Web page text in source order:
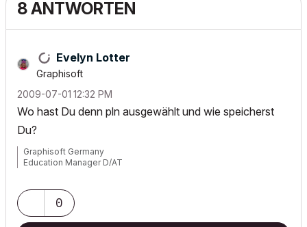
8 ANTWORTEN
Evelyn Lotter
Graphisoft
‎2009-07-01 12:32 PM
Wo hast Du denn pln ausgewählt und wie speicherst
Du?
Graphisoft Germany
Education Manager D/AT
0